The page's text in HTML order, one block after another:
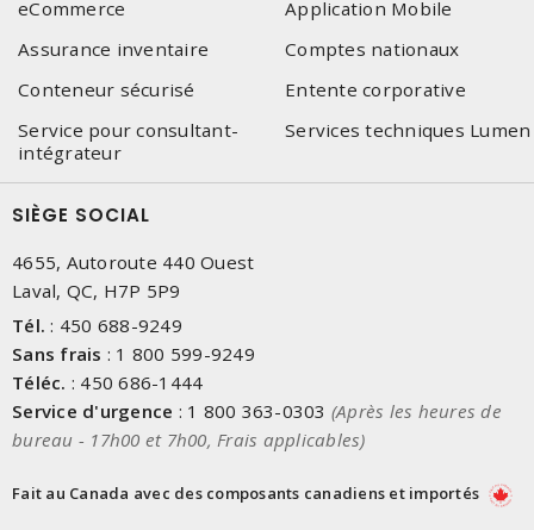
eCommerce
Application Mobile
Assurance inventaire
Comptes nationaux
Conteneur sécurisé
Entente corporative
Service pour consultant-
intégrateur
Services techniques Lumen
SIÈGE SOCIAL
4655, Autoroute 440 Ouest
Laval, QC, H7P 5P9
Tél. : 450 688-9249
Sans frais : 1 800 599-9249
Téléc. : 450 686-1444
Service d'urgence : 1 800 363-0303 (Après les heures de
bureau - 17h00 et 7h00, Frais applicables)
Fait au Canada avec des composants canadiens et importés